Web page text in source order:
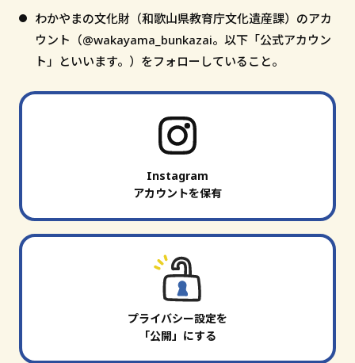
わかやまの文化財（和歌山県教育庁文化遺産課）のアカ
ウント（@wakayama_bunkazai。以下「公式アカウン
ト」といいます。）をフォローしていること。
Instagram
アカウントを保有
プライバシー設定を
「公開」にする